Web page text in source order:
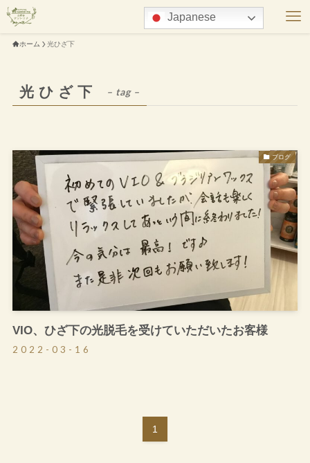
ホーム 光ひざ下
光ひざ下 – tag –
ブログ
VIO、ひざ下の光脱毛を受けていただいたお客様
2022-03-16
1
Japanese